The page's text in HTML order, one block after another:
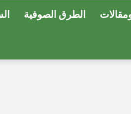
الطرق الصوفية